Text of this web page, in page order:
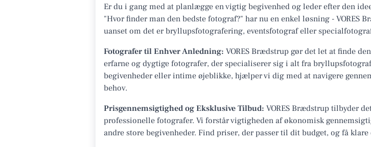
Er du i gang med at planlægge en vigtig begivenhed og leder efter den
"Hvor finder man den bedste fotograf?" har nu en enkel løsning -
uanset om det er bryllupsfotografering, eventsfotograf eller
Fotografer til Enhver Anledning: VORES Brædstrup gør det let at finde
erfarne og dygtige fotografer, der specialiserer sig i alt fra
begivenheder eller intime øjeblikke, hjælper vi dig med at navigere
behov.
Prisgennemsigtighed og Eksklusive Tilbud: VORES Brædstrup tilbyder
professionelle fotografer. Vi forstår vigtigheden af økonomisk
andre store begivenheder. Find priser, der passer til dit budget, og få